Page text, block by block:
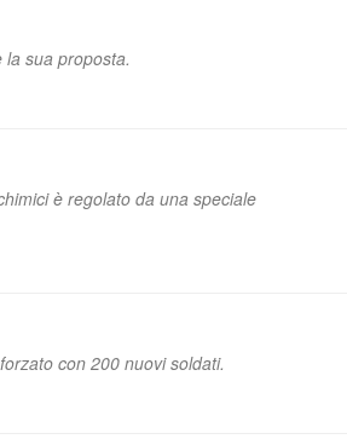
sua proposta.
è regolato da una speciale
con 200 nuovi soldati.